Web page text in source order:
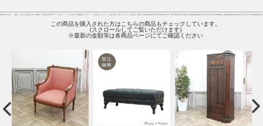
この商品を購入された方はこちらの商品もチェックしています。
(スクロールしてご覧いただけます)
※最新の金額等は各商品ページにてご確認ください